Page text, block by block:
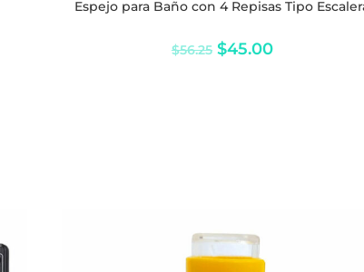
$56.25 $45.00